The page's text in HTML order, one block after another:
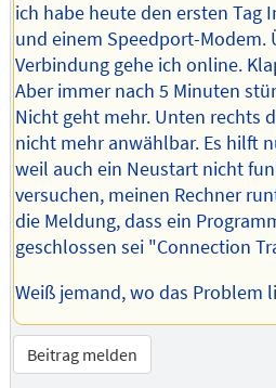
ich habe heute den ersten Tag
und einem Speedport-Modem.
Verbindung gehe ich online.
Aber immer nach 5 Minuten
Nicht geht mehr. Unten rechts
nicht mehr anwählbar. Es hilft
weil auch ein Neustart nicht
versuchen, meinen Rechner
die Meldung, dass ein
geschlossen sei "Connection
Weiß jemand, wo das Problem
Beitrag melden